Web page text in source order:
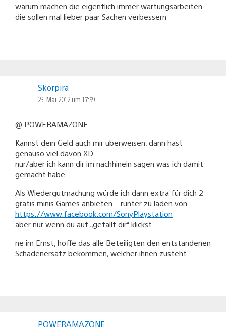
warum machen die eigentlich immer wartungsarbeiten
die sollen mal lieber paar Sachen verbessern
Skorpira
23. Mai 2012 um 17:59
@ POWERAMAZONE
Kannst dein Geld auch mir überweisen, dann hast
genauso viel davon XD
nur/aber ich kann dir im nachhinein sagen was ich damit
gemacht habe
Als Wiedergutmachung würde ich dann extra für dich 2
gratis minis Games anbieten – runter zu laden von
https://www.facebook.com/SonyPlaystation
aber nur wenn du auf „gefällt dir“ klickst
ne im Ernst, hoffe das alle Beteiligten den entstandenen
Schadenersatz bekommen, welcher ihnen zusteht.
POWERAMAZONE